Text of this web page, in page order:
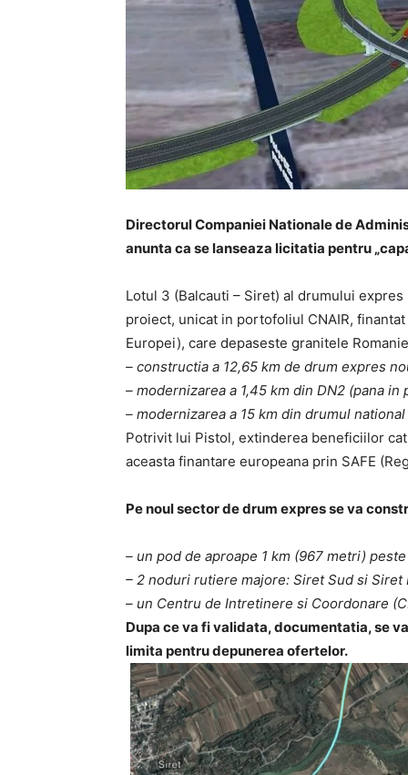
Directorul Companiei Nationale de
anunta ca se lanseaza licitatia pentru
Lotul 3 (Balcauti – Siret) al drumului
proiect, unicat in portofoliul CNAIR,
Europei), care depaseste granitele
– constructia a 12,65 km de drum expres
– modernizarea a 1,45 km din DN2 (pana
– modernizarea a 15 km din drumul
Potrivit lui Pistol, extinderea beneficiilor
aceasta finantare europeana prin SAFE
Pe noul sector de drum expres se va
– un pod de aproape 1 km (967 metri)
– 2 noduri rutiere majore: Siret Sud si Siret
– un Centru de Intretinere si Coordonare
Dupa ce va fi validata, documentatia, se
limita pentru depunerea ofertelor.